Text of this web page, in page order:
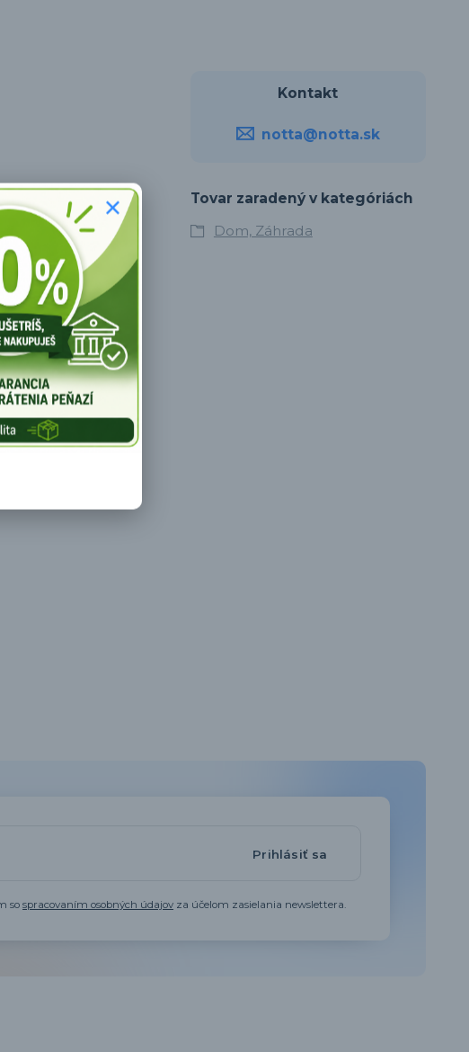
Kontakt
notta@notta.sk
Tovar zaradený v kategóriách
Dom, Záhrada
Prihlásiť sa
sospracovaním osobných údajov za účelom zasielania newslettera.